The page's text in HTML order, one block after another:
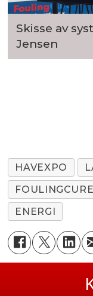
Skisse av
Jensen
HAVEXPO
FOULINGCURE
ENERGI